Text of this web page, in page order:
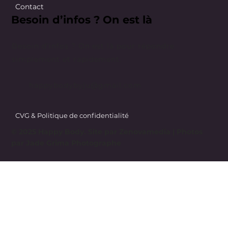
CVG & Politique de confidentialité
Contact
Besoin d’infos ? On est là